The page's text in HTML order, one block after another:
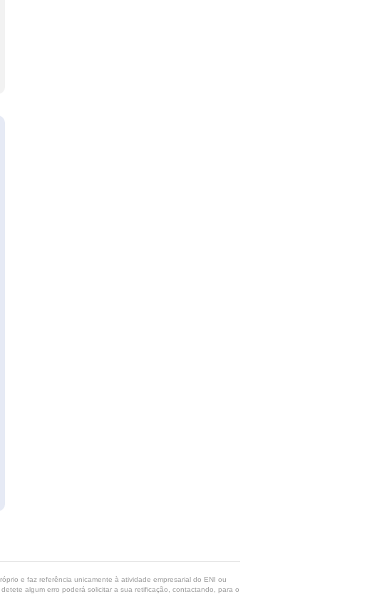
e faz referência unicamente à atividade empresarial do ENI ou
algum erro poderá solicitar a sua retificação, contactando, para o